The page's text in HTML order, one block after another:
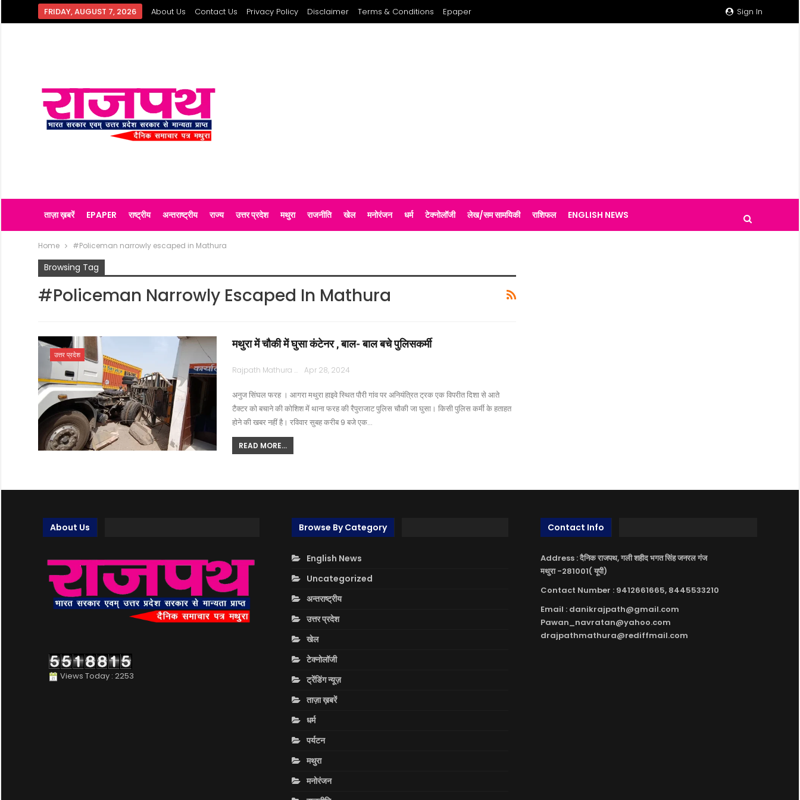
Sign In
FRIDAY, AUGUST 7, 2026 About Us Contact Us Privacy Policy Disclaimer Terms & Conditions Epaper
ताज़ा ख़बरें EPAPER राष्ट्रीय अन्तराष्ट्रीय राज्य उत्तर प्रदेश मथुरा राजनीति खेल मनोरंजन धर्म टेक्नोलॉजी लेख/सम सामयिकी राशिफल ENGLISH NEWS
Home #Policeman narrowly escaped in Mathura
Browsing Tag
#Policeman Narrowly Escaped In Mathura
उत्तर प्रदेश
मथुरा में चौकी में घुसा कंटेनर , बाल- बाल बचे पुलिसकर्मी
Rajpath Mathura Apr 28, 2024
अनुज सिंघल फरह । आगरा मथुरा हाइवे स्थित पौरी गांव पर अनियंत्रित ट्रक एक विपरीत दिशा से आते
टैक्टर को बचाने की कोशिश में थाना फरह की रैपुराजाट पुलिस चौकी जा घुसा। किसी पुलिस कर्मी के हताहत
होने की खबर नहीं है। रविवार सुबह करीब 9 बजे एक…
READ MORE...
About Us
Views Today : 2253
Browse By Category
English News
Uncategorized
अन्तराष्ट्रीय
उत्तर प्रदेश
खेल
टेक्नोलॉजी
ट्रेंडिंग न्यूज़
ताज़ा ख़बरें
धर्म
पर्यटन
मथुरा
मनोरंजन
Contact Info
Address : दैनिक राजपथ, गली शहीद भगत सिंह जनरल गंज
मथुरा -281001( यूपी)
Contact Number : 9412661665, 8445533210
Email : danikrajpath@gmail.com
Pawan_navratan@yahoo.com
drajpathmathura@rediffmail.com